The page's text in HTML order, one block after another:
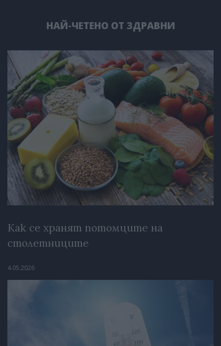
НАЙ-ЧЕТЕНО ОТ ЗДРАВНИ
Как се хранят потомците на
столетниците
4.05.2026